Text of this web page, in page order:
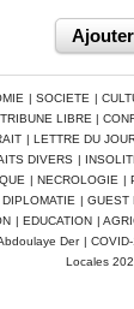
| SOCIETE |
TRIBUNE LIBRE |
| LETTRE DU
DIVERS |
| NECROLOGIE |
DIPLOMATIE | GUEST
| EDUCATION |
Der |
Locales